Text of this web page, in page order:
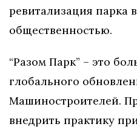
ревитализация​​ парка​​
общественностью.
“Разом Парк” – это
глобального
Машиностроителей.
внедрить практику